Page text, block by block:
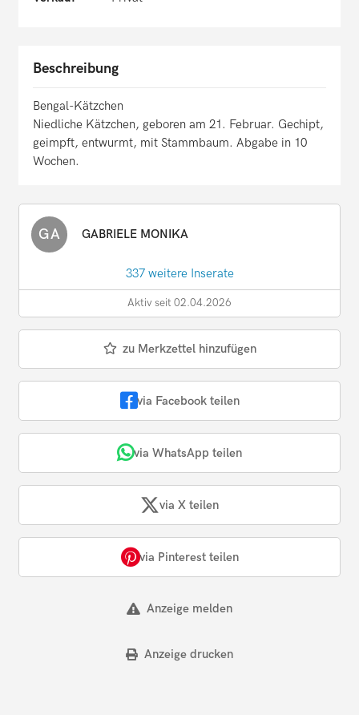
Beschreibung
Bengal-Kätzchen
Niedliche Kätzchen, geboren am 21. Februar. Gechipt,
geimpft, entwurmt, mit Stammbaum. Abgabe in 10
Wochen.
GA GABRIELE MONIKA
337 weitere Inserate
Aktiv seit 02.04.2026
zu Merkzettel hinzufügen
via Facebook teilen
via WhatsApp teilen
via X teilen
via Pinterest teilen
Anzeige melden
Anzeige drucken